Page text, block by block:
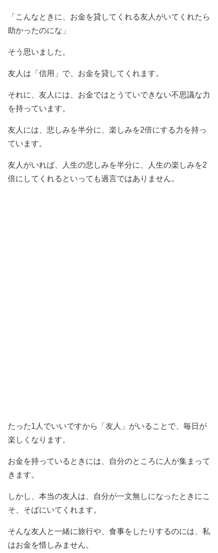
「こんなときに、お金を貸してくれる友人がいてくれたら
助かったのにな」
そう思いました。
友人は「信用」で、お金を貸してくれます。
それに、友人には、お金ではとうていできない不思議な力
を持っています。
友人には、悲しみを半分に、楽しみを2倍にする力を持っ
ています。
友人がいれば、人生の悲しみを半分に、人生の楽しみを2
倍にしてくれるといっても過言ではありません。
たった1人でいいですから「友人」がいることで、毎日が
楽しくなります。
お金を持っているときには、自分のところに人が集まって
きます。
しかし、本当の友人は、自分が一文無しになったときにこ
そ、そばにいてくれます。
そんな友人と一緒に旅行や、食事をしたりするのには、私
はお金を惜しみません。